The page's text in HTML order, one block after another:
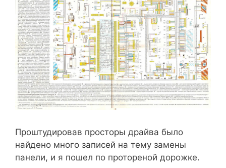
Проштудировав просторы драйва было
найдено много записей на тему замены
панели, и я пошел по протореной дорожке.